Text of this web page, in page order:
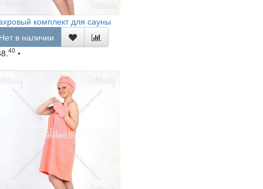
комплект для сауны
в наличии
40 •